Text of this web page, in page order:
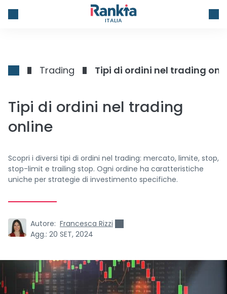
ITALIA
Trading Tipi di ordini nel trading
Tipi di ordini nel trading
online
Scopri i diversi tipi di ordini nel trading: mercato, limite, stop,
stop-limit e trailing stop. Ogni ordine ha caratteristiche
uniche per strategie di investimento specifiche.
Autore: Francesca Rizzi
Agg.: 20 SET, 2024